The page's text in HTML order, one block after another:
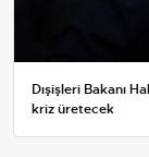
Dışişleri Bakanı
kriz üretecek